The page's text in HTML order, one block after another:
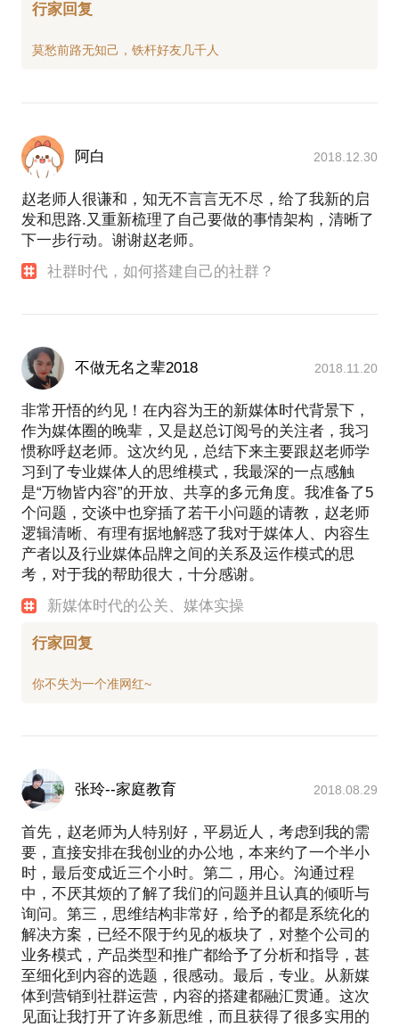
行家回复
阿白 2018.12.30
赵老师人很谦和，知无不言言无不尽，给了我新的启
发和思路.又重新梳理了自己要做的事情架构，清晰了
下一步行动。谢谢赵老师。
社群时代，如何搭建自己的社群？
不做无名之辈2018 2018.11.20
非常开悟的约见！在内容为王的新媒体时代背景下，
作为媒体圈的晚辈，又是赵总订阅号的关注者，我习
惯称呼赵老师。这次约见，总结下来主要跟赵老师学
习到了专业媒体人的思维模式，我最深的一点感触
是“万物皆内容”的开放、共享的多元角度。我准备了5
个问题，交谈中也穿插了若干小问题的请教，赵老师
逻辑清晰、有理有据地解惑了我对于媒体人、内容生
产者以及行业媒体品牌之间的关系及运作模式的思
考，对于我的帮助很大，十分感谢。
新媒体时代的公关、媒体实操
行家回复
张玲--家庭教育 2018.08.29
首先，赵老师为人特别好，平易近人，考虑到我的需
要，直接安排在我创业的办公地，本来约了一个半小
时，最后变成近三个小时。第二，用心。沟通过程
中，不厌其烦的了解了我们的问题并且认真的倾听与
询问。第三，思维结构非常好，给予的都是系统化的
解决方案，已经不限于约见的板块了，对整个公司的
业务模式，产品类型和推广都给予了分析和指导，甚
至细化到内容的选题，很感动。最后，专业。从新媒
体到营销到社群运营，内容的搭建都融汇贯通。这次
见面让我打开了许多新思维，而且获得了很多实用的